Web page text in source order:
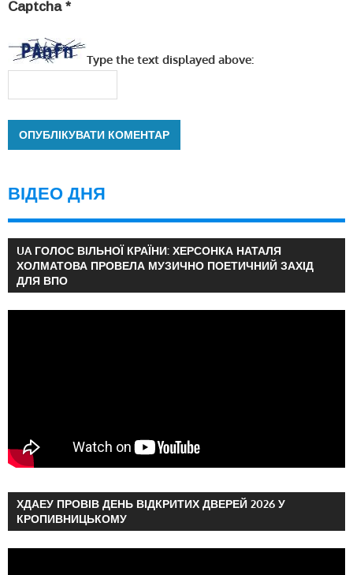
Captcha *
Type the text displayed above:
ВІДЕО ДНЯ
UA ГОЛОС ВІЛЬНОЇ КРАЇНИ: ХЕРСОНКА НАТАЛЯ
ХОЛМАТОВА ПРОВЕЛА МУЗИЧНО ПОЕТИЧНИЙ ЗАХІД
ДЛЯ ВПО
ХДАЕУ ПРОВІВ ДЕНЬ ВІДКРИТИХ ДВЕРЕЙ 2026 У
КРОПИВНИЦЬКОМУ